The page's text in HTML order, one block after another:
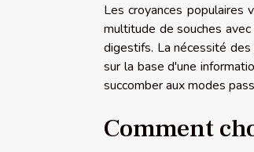
Les croyances populaires
multitude de souches
digestifs. La nécessité
sur la base d'une
succomber aux modes
Comment